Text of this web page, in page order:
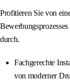
Profitieren Sie von
durch.
Fachgerechte
von moderner